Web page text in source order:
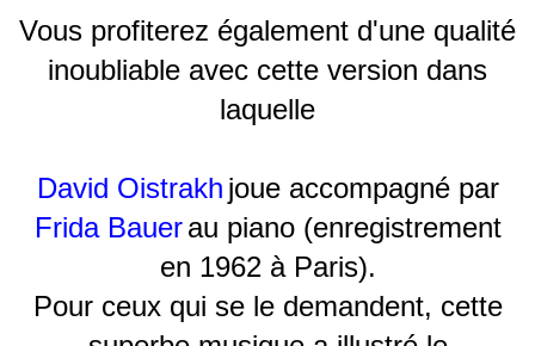
Vous profiterez également d'une qualité
inoubliable avec cette version dans
laquelle
David Oistrakh joue accompagné par
Frida Bauer au piano (enregistrement
en 1962 à Paris).
Pour ceux qui se le demandent, cette